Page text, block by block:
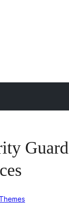
Guard